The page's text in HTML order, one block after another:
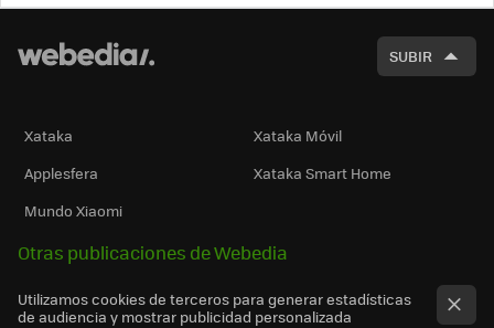
SUBIR
Xataka
Xataka Móvil
Applesfera
Xataka Smart Home
Mundo Xiaomi
Otras publicaciones de Webedia
Utilizamos cookies de terceros para generar estadísticas
de audiencia y mostrar publicidad personalizada